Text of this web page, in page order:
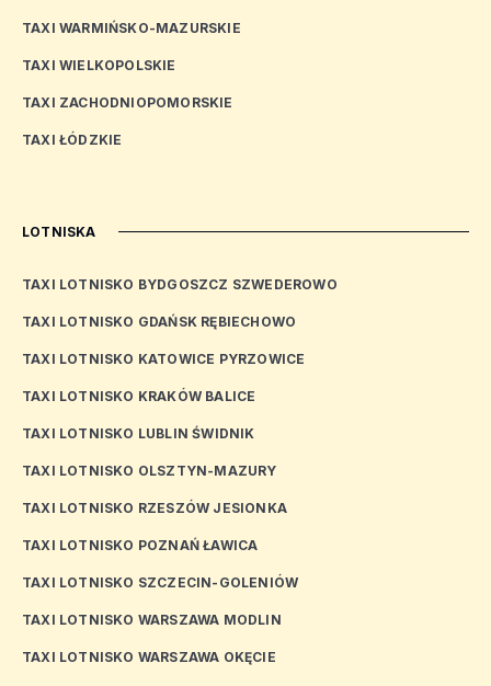
TAXI WARMIŃSKO-MAZURSKIE
TAXI WIELKOPOLSKIE
TAXI ZACHODNIOPOMORSKIE
TAXI ŁÓDZKIE
LOTNISKA
TAXI LOTNISKO BYDGOSZCZ SZWEDEROWO
TAXI LOTNISKO GDAŃSK RĘBIECHOWO
TAXI LOTNISKO KATOWICE PYRZOWICE
TAXI LOTNISKO KRAKÓW BALICE
TAXI LOTNISKO LUBLIN ŚWIDNIK
TAXI LOTNISKO OLSZTYN-MAZURY
TAXI LOTNISKO RZESZÓW JESIONKA
TAXI LOTNISKO POZNAŃ ŁAWICA
TAXI LOTNISKO SZCZECIN-GOLENIÓW
TAXI LOTNISKO WARSZAWA MODLIN
TAXI LOTNISKO WARSZAWA OKĘCIE